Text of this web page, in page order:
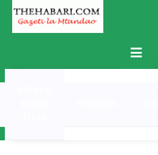
Skip
content
Menu